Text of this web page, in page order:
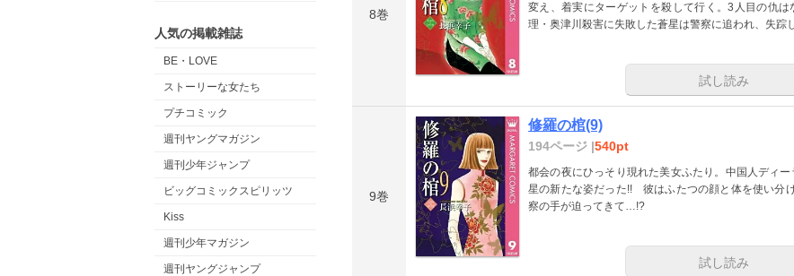
人気の掲載雑誌
BE・LOVE
ストーリーな女たち
プチコミック
週刊ヤングマガジン
週刊少年ジャンプ
ビッグコミックスピリッツ
Kiss
週刊少年マガジン
週刊ヤングジャンプ
8巻
変え、着実にターゲットを殺して行く。3人目の仇
理・奥津川殺害に失敗した蒼星は警察に追われ、失踪
試し読み
9巻
修羅の棺(9)
194ページ |540pt
都会の夜にひっそり現れた美女ふたり。中国人ディ
星の新たな姿だった!! 彼はふたつの顔と体を使い分
察の手が迫ってきて…!?
試し読み